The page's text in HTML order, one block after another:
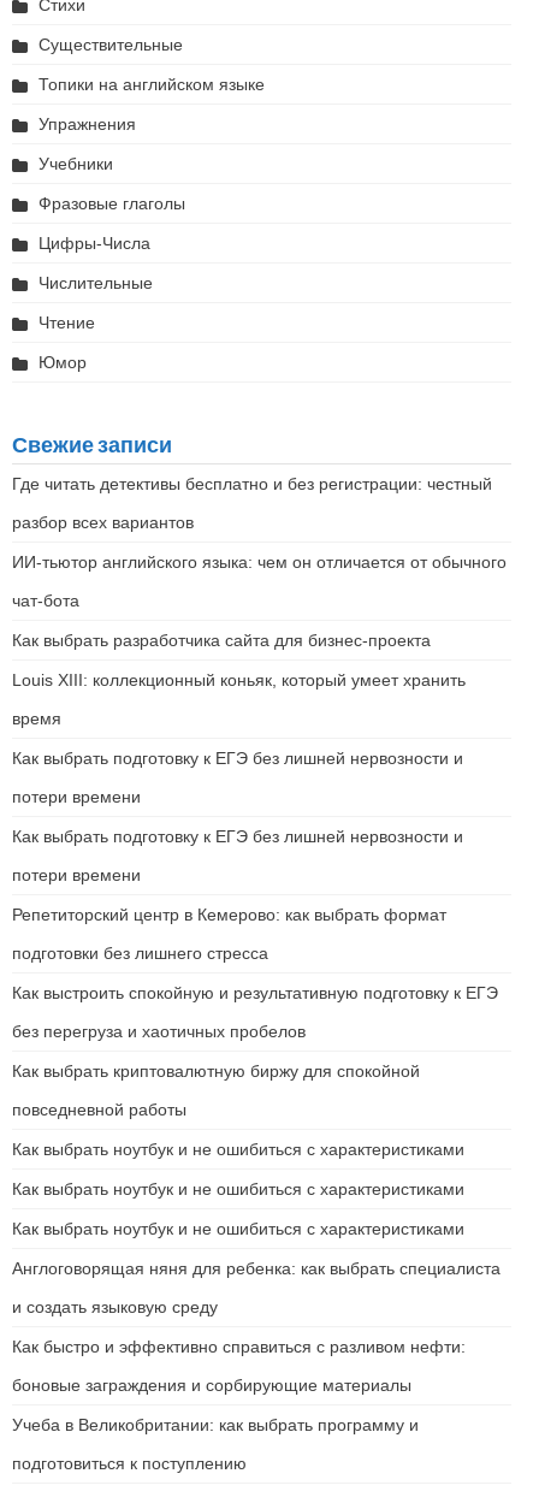
Стихи
Существительные
Топики на английском языке
Упражнения
Учебники
Фразовые глаголы
Цифры-Числа
Числительные
Чтение
Юмор
Свежие записи
Где читать детективы бесплатно и без регистрации: честный
разбор всех вариантов
ИИ-тьютор английского языка: чем он отличается от обычного
чат-бота
Как выбрать разработчика сайта для бизнес-проекта
Louis XIII: коллекционный коньяк, который умеет хранить
время
Как выбрать подготовку к ЕГЭ без лишней нервозности и
потери времени
Как выбрать подготовку к ЕГЭ без лишней нервозности и
потери времени
Репетиторский центр в Кемерово: как выбрать формат
подготовки без лишнего стресса
Как выстроить спокойную и результативную подготовку к ЕГЭ
без перегруза и хаотичных пробелов
Как выбрать криптовалютную биржу для спокойной
повседневной работы
Как выбрать ноутбук и не ошибиться с характеристиками
Как выбрать ноутбук и не ошибиться с характеристиками
Как выбрать ноутбук и не ошибиться с характеристиками
Англоговорящая няня для ребенка: как выбрать специалиста
и создать языковую среду
Как быстро и эффективно справиться с разливом нефти:
боновые заграждения и сорбирующие материалы
Учеба в Великобритании: как выбрать программу и
подготовиться к поступлению